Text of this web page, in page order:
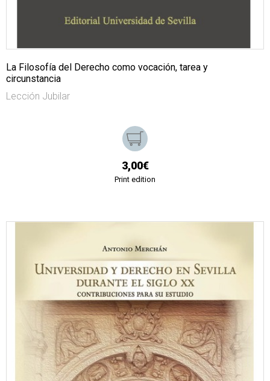
La Filosofía del Derecho como vocación, tarea y
circunstancia
Lección Jubilar
3,00€
Print edition